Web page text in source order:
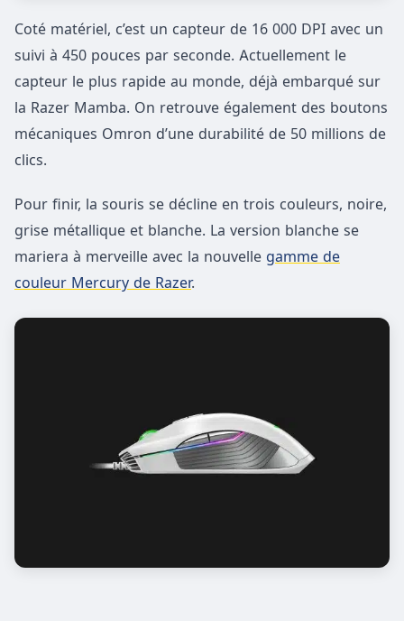
Coté matériel, c’est un capteur de 16 000 DPI avec un
suivi à 450 pouces par seconde. Actuellement le
capteur le plus rapide au monde, déjà embarqué sur
la Razer Mamba. On retrouve également des boutons
mécaniques Omron d’une durabilité de 50 millions de
clics.
Pour finir, la souris se décline en trois couleurs, noire,
grise métallique et blanche. La version blanche se
mariera à merveille avec la nouvelle gamme de
couleur Mercury de Razer.